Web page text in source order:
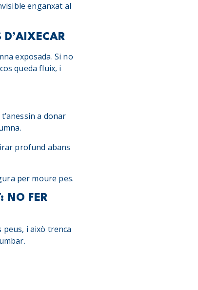
enganxat al
D’AIXECAR
exposada. Si no
queda fluix, i
a donar
profund abans
per moure pes.
NO FER
peus, i això trenca